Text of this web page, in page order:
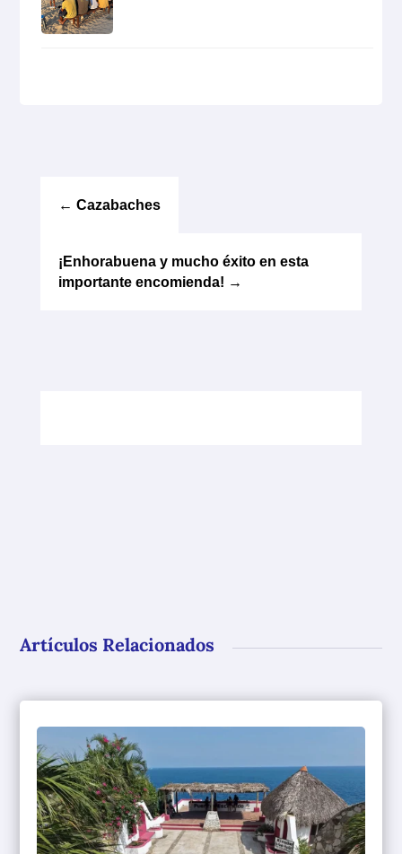
← Cazabaches
¡Enhorabuena y mucho éxito en esta
importante encomienda! →
Artículos Relacionados